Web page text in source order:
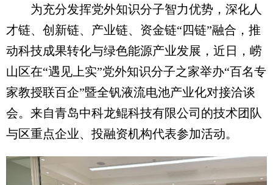
为充分发挥党外知识分子智力优势，深化人
才链、创新链、产业链、资金链“四链”融合，推
动科技成果转化与绿色能源产业发展，近日，崂
山区在“遇见上实”党外知识分子之家举办“百名专
家教授联百企”暨全钒液流电池产业化对接洽谈
会。来自青岛中科龙鲲科技有限公司的技术团队
与区重点企业、投融资机构代表参加活动。